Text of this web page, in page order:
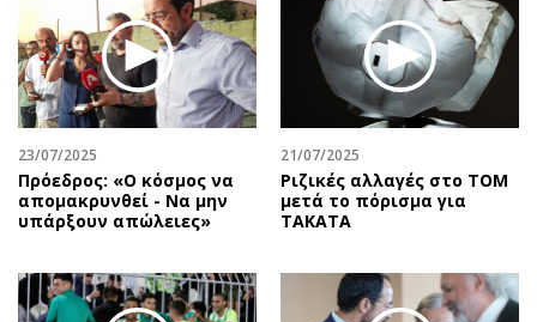
23/07/2025
Πρόεδρος: «Ο κόσμος να
απομακρυνθεί - Να μην
υπάρξουν απώλειες»
21/07/2025
Ριζικές αλλαγές στο ΤΟΜ
μετά το πόρισμα για
TAKATA